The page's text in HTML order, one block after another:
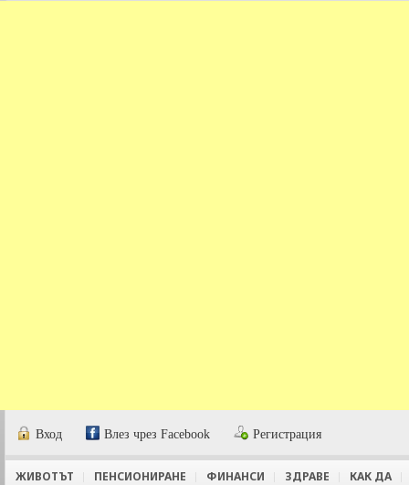
Вход Влез чрез Facebook Регистрация
ЖИВОТЪТ ПЕНСИОНИРАНЕ ФИНАНСИ ЗДРАВЕ КАК ДА